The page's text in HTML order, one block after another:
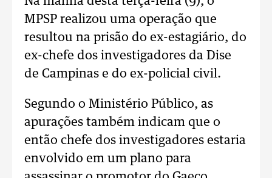
MPSP realizou uma operação que
resultou na prisão do ex-estagiário, do
ex-chefe dos investigadores da Dise
de Campinas e do ex-policial civil.
Segundo o Ministério Público, as
apurações também indicam que o
então chefe dos investigadores estaria
envolvido em um plano para